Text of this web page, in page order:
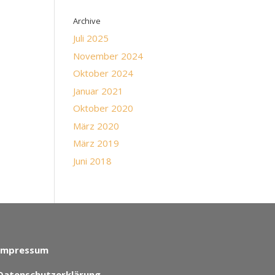
Archive
Juli 2025
November 2024
Oktober 2024
Januar 2021
Oktober 2020
März 2020
März 2019
Juni 2018